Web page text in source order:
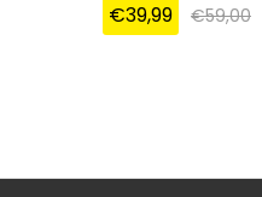
€39,99 €59,00